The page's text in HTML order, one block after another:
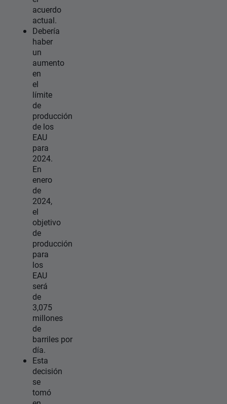
acuerdo
actual.
Debería
haber
un
aumento
en
el
límite
de
producción
de los
EAU
para
2024.
En
enero
de
2024,
el
objetivo
de
producción
para
los
EAU
será
de
3,075
millones
de
barriles por
día.
Esta
decisión
se
tomó